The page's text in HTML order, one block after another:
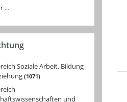
...
Soziale Arbeit, Bildung
1071
und